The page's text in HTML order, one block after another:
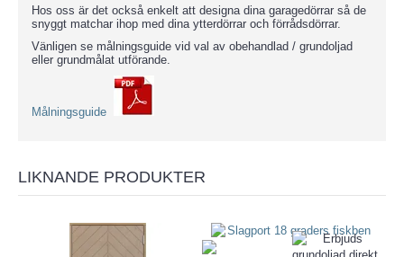
Hos oss är det också enkelt att designa dina garagedörrar så de
snyggt matchar ihop med dina ytterdörrar och förrådsdörrar.
Vänligen se målningsguide vid val av obehandlad / grundoljad
eller grundmålat utförande.
Målningsguide
LIKNANDE PRODUKTER